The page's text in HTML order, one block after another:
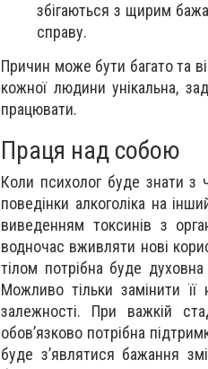
збігаються з щирим
справу.
Причин може бути багато та
кожної людини унікальна,
працювати.
Праця над собою
Коли психолог буде знати з
поведінки алкоголіка на
виведенням токсинів з
водночас вживляти нові
тілом потрібна буде
Можливо тільки замінити
залежності. При важкій
обов’язково потрібна
буде з’являтися бажання